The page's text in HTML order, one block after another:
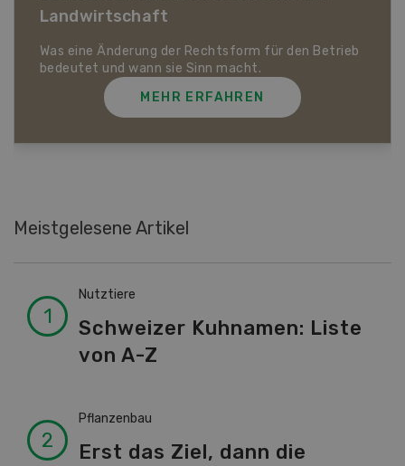
Dossier Bio-Artikel
MEHR ERFAHREN
Meistgelesene Artikel
Nutztiere
Schweizer Kuhnamen: Liste
von A-Z
Pflanzenbau
Erst das Ziel, dann die